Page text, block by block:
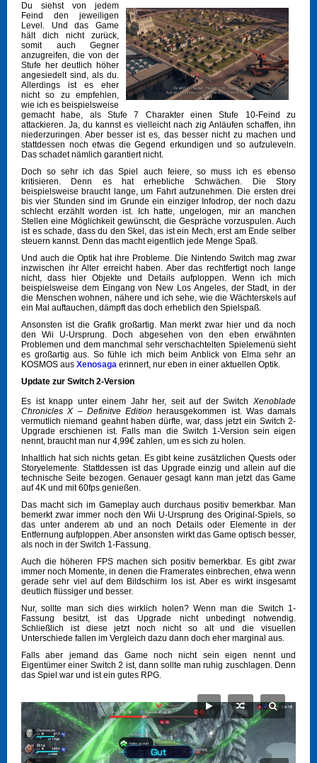
Du siehst von jedem
Feind den jeweiligen
Level. Und das Game
hält dich nicht zurück,
somit auch Gegner
anzugreifen, die von der
Stufe her deutlich höher
angesiedelt sind, als du.
Allerdings ist es eher
nicht so zu empfehlen,
wie ich es beispielsweise
gemacht habe, als Stufe 7 Charakter einen Stufe 10-Feind zu
attackieren. Ja, du kannst es vielleicht nach zig Anläufen schaffen, ihn
niederzuringen. Aber besser ist es, das besser nicht zu machen und
stattdessen noch etwas die Gegend erkundigen und so aufzuleveln.
Das schadet nämlich garantiert nicht.
Doch so sehr ich das Spiel auch feiere, so muss ich es ebenso
kritisieren. Denn es hat erhebliche Schwächen. Die Story
beispielsweise braucht lange, um Fahrt aufzunehmen. Die ersten drei
bis vier Stunden sind im Grunde ein einziger Infodrop, der noch dazu
schlecht erzählt worden ist. Ich hatte, ungelogen, mir an manchen
Stellen eine Möglichkeit gewünscht, die Gespräche vorzuspulen. Auch
ist es schade, dass du den Skel, das ist ein Mech, erst am Ende selber
steuern kannst. Denn das macht eigentlich jede Menge Spaß.
Und auch die Optik hat ihre Probleme. Die Nintendo Switch mag zwar
inzwischen ihr Alter erreicht haben. Aber das rechtfertigt noch lange
nicht, dass hier Objekte und Details aufploppen. Wenn ich mich
beispielsweise dem Eingang von New Los Angeles, der Stadt, in der
die Menschen wohnen, nähere und ich sehe, wie die Wächterskels auf
ein Mal auftauchen, dämpft das doch erheblich den Spielspaß.
Ansonsten ist die Grafik großartig. Man merkt zwar hier und da noch
den Wii U-Ursprung. Doch abgesehen von den eben erwähnten
Problemen und dem manchmal sehr verschachtelten Spielemenü sieht
es großartig aus. So fühle ich mich beim Anblick von Elma sehr an
KOSMOS aus Xenosaga erinnert, nur eben in einer aktuellen Optik.
Update zur Switch 2-Version
Es ist knapp unter einem Jahr her, seit auf der Switch Xenoblade
Chronicles X – Definitve Edition herausgekommen ist. Was damals
vermutlich niemand geahnt haben dürfte, war, dass jetzt ein Switch 2-
Upgrade erschienen ist. Falls man die Switch 1-Version sein eigen
nennt, braucht man nur 4,99€ zahlen, um es sich zu holen.
Inhaltlich hat sich nichts getan. Es gibt keine zusätzlichen Quests oder
Storyelemente. Stattdessen ist das Upgrade einzig und allein auf die
technische Seite bezogen. Genauer gesagt kann man jetzt das Game
auf 4K und mit 60fps genießen.
Das macht sich im Gameplay auch durchaus positiv bemerkbar. Man
bemerkt zwar immer noch den Wii U-Ursprung des Original-Spiels, so
das unter anderem ab und an noch Details oder Elemente in der
Entfernung aufploppen. Aber ansonsten wirkt das Game optisch besser,
als noch in der Switch 1-Fassung.
Auch die höheren FPS machen sich positiv bemerkbar. Es gibt zwar
immer noch Momente, in denen die Framerates einbrechen, etwa wenn
gerade sehr viel auf dem Bildschirm los ist. Aber es wirkt insgesamt
deutlich flüssiger und besser.
Nur, sollte man sich dies wirklich holen? Wenn man die Switch 1-
Fassung besitzt, ist das Upgrade nicht unbedingt notwendig.
Schließlich ist diese jetzt noch nicht so alt und die visuellen
Unterschiede fallen im Vergleich dazu dann doch eher marginal aus.
Falls aber jemand das Game noch nicht sein eigen nennt und
Eigentümer einer Switch 2 ist, dann sollte man ruhig zuschlagen. Denn
das Spiel war und ist ein gutes RPG.